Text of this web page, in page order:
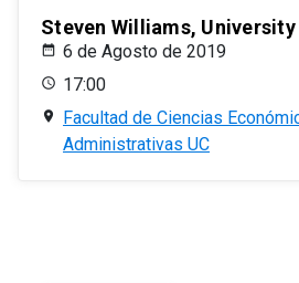
Steven Williams,
6 de Agosto de 2019
17:00
Facultad de Ciencias
Administrativas UC